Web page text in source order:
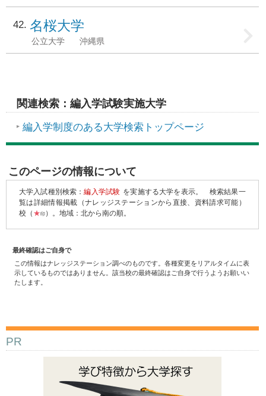
42 名桜大学
公立大学 沖縄県
関連検索：編入学試験実施大学
編入学制度のある大学検索トップページ
このページの情報について
大学入試種別検索：編入学試験 を実施する大学を表示。
検索結果一
覧は詳細情報掲載（ナレッジステーションから直接、資料請求可能）
校（ ★印 ）。地域：北から南の順。
最終確認はご自身で
この情報はナレッジステーション調べのものです。各種変更をリアルタイムに表
示しているものではありません。該当校の最終確認はご自身で行うようお願いい
たします。
PR